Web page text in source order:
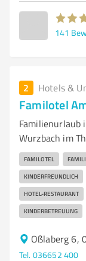
141
2 Hotels &
Familotel
Familienurlaub
Wurzbach im
FAMILOTEL
KINDERFREUNDLICH
HOTEL-RESTAURANT
KINDERBETREUUNG
Oßlaberg 6,
Tel. 036652 400